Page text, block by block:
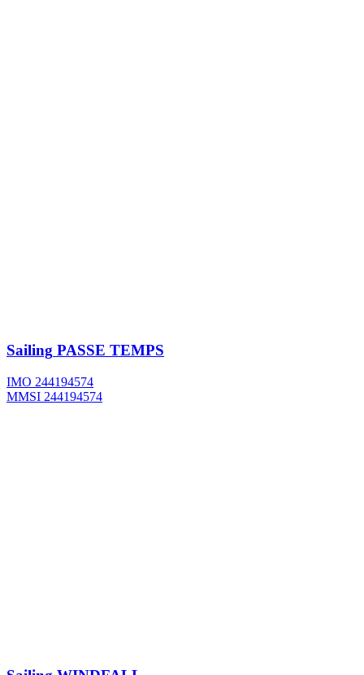
Sailing PASSE TEMPS
IMO 244194574
MMSI 244194574